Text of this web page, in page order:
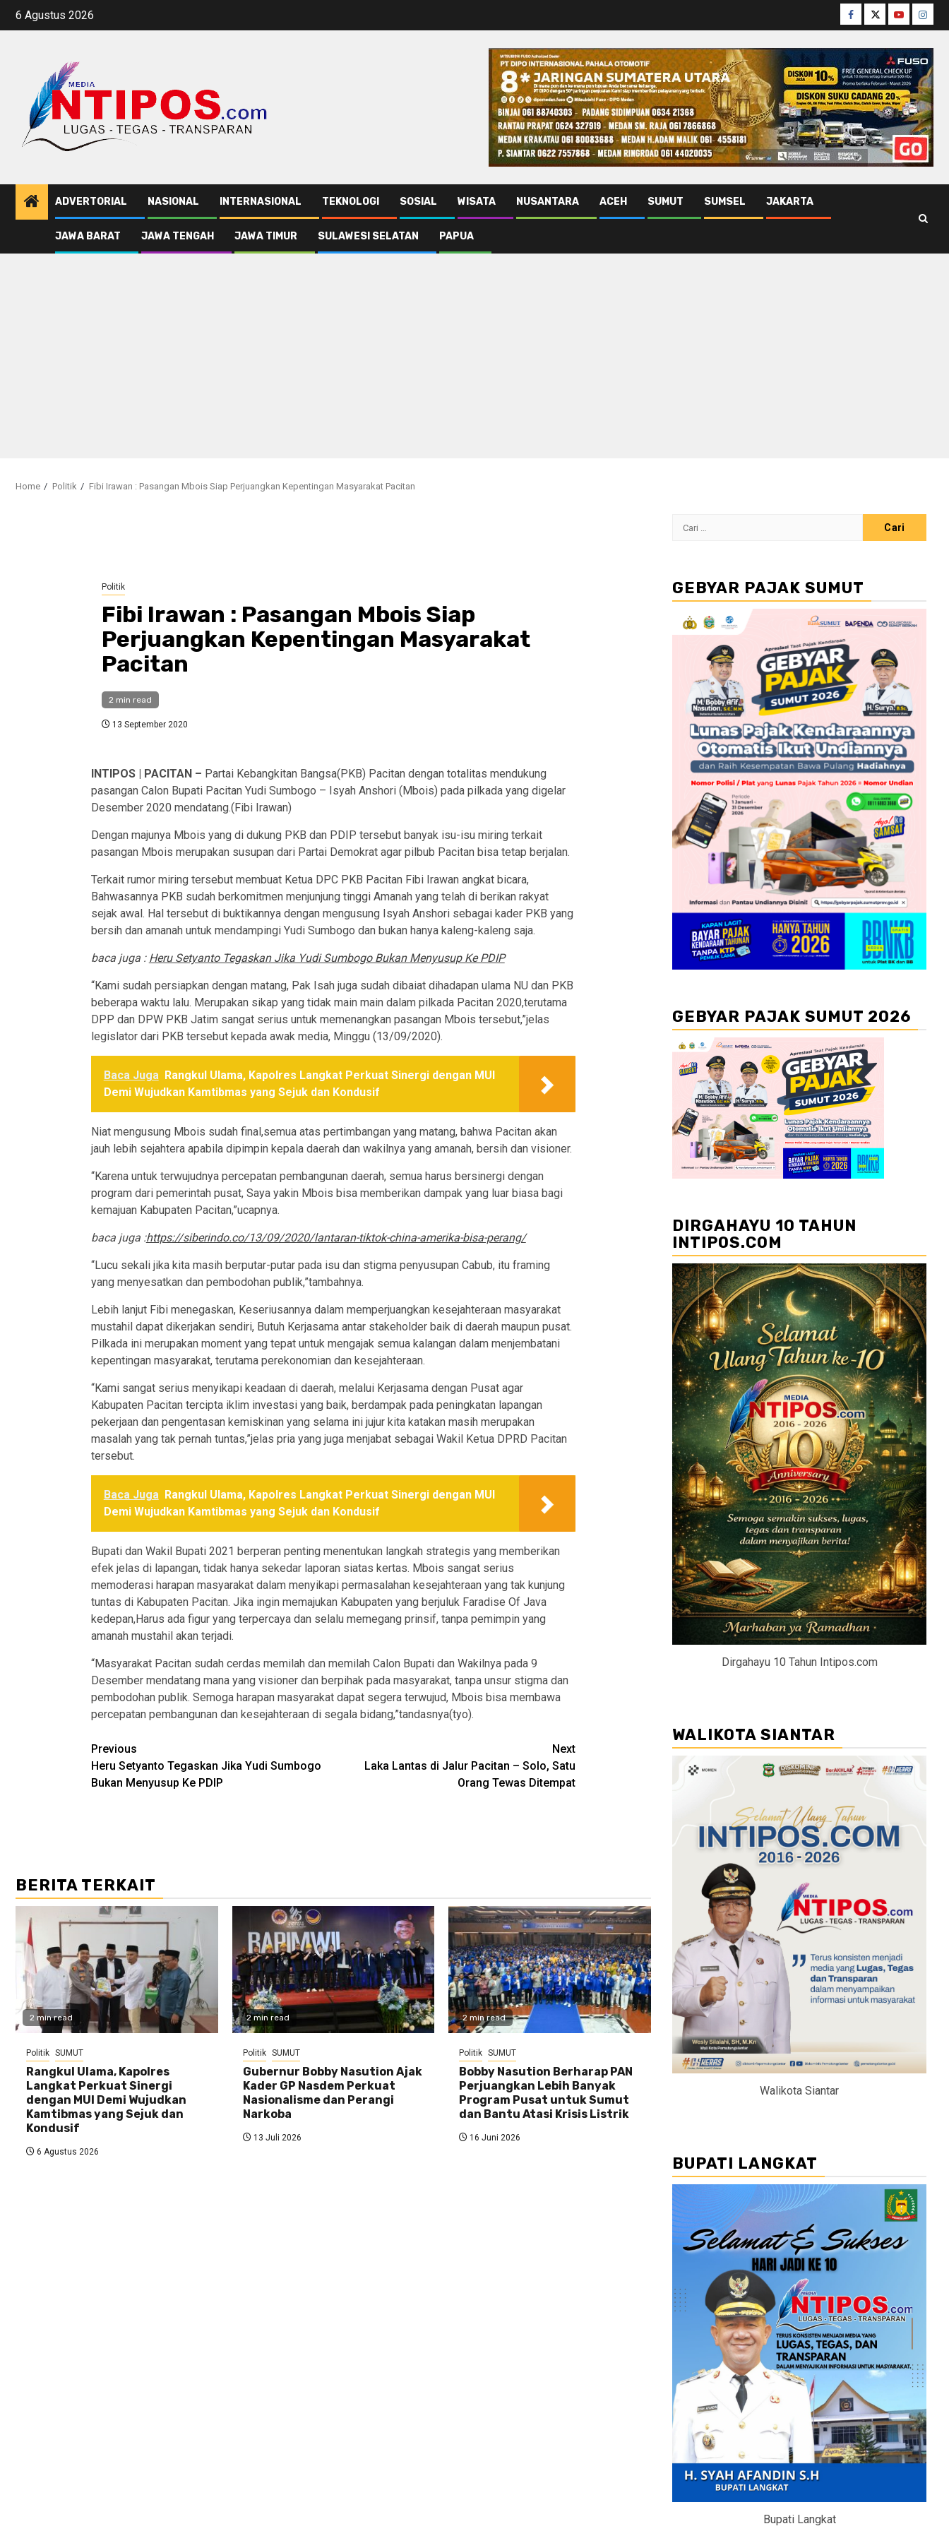
Skip
6 Agustus 2026 Facebook
TwitterYoutube
ADVERTORIAL NASIONAL INTERNASIONAL TEKNOLOGI SOSIAL WISATA NUSANTARA ACEH SUMUT SUMSEL JAKARTA
JAWA BARAT JAWA TENGAH JAWA TIMUR SULAWESI SELATAN PAPUA
Home Politik Fibi Irawan : Pasangan Mbois Siap Perjuangkan Kepentingan Masyarakat Pacitan
Politik
Fibi Irawan : Pasangan Mbois Siap
Perjuangkan Kepentingan Masyarakat
Pacitan
2 min read
13 September 2020
INTIPOS | PACITAN – Partai Kebangkitan Bangsa(PKB) Pacitan dengan totalitas mendukung
pasangan Calon Bupati Pacitan Yudi Sumbogo – Isyah Anshori (Mbois) pada pilkada yang digelar
Desember 2020 mendatang.(Fibi Irawan)
Dengan majunya Mbois yang di dukung PKB dan PDIP tersebut banyak isu-isu miring terkait
pasangan Mbois merupakan susupan dari Partai Demokrat agar pilbub Pacitan bisa tetap berjalan.
Terkait rumor miring tersebut membuat Ketua DPC PKB Pacitan Fibi Irawan angkat bicara,
Bahwasannya PKB sudah berkomitmen menjunjung tinggi Amanah yang telah di berikan rakyat
sejak awal. Hal tersebut di buktikannya dengan mengusung Isyah Anshori sebagai kader PKB yang
bersih dan amanah untuk mendampingi Yudi Sumbogo dan bukan hanya kaleng-kaleng saja.
baca juga : Heru Setyanto Tegaskan Jika Yudi Sumbogo Bukan Menyusup Ke PDIP
“Kami sudah persiapkan dengan matang, Pak Isah juga sudah dibaiat dihadapan ulama NU dan PKB
beberapa waktu lalu. Merupakan sikap yang tidak main main dalam pilkada Pacitan 2020,terutama
DPP dan DPW PKB Jatim sangat serius untuk memenangkan pasangan Mbois tersebut,”jelas
legislator dari PKB tersebut kepada awak media, Minggu (13/09/2020).
Baca Juga Rangkul Ulama, Kapolres Langkat Perkuat Sinergi dengan MUI
Demi Wujudkan Kamtibmas yang Sejuk dan Kondusif
Niat mengusung Mbois sudah final,semua atas pertimbangan yang matang, bahwa Pacitan akan
jauh lebih sejahtera apabila dipimpin kepala daerah dan wakilnya yang amanah, bersih dan visioner.
“Karena untuk terwujudnya percepatan pembangunan daerah, semua harus bersinergi dengan
program dari pemerintah pusat, Saya yakin Mbois bisa memberikan dampak yang luar biasa bagi
kemajuan Kabupaten Pacitan,”ucapnya.
baca juga :https://siberindo.co/13/09/2020/lantaran-tiktok-china-amerika-bisa-perang/
“Lucu sekali jika kita masih berputar-putar pada isu dan stigma penyusupan Cabub, itu framing
yang menyesatkan dan pembodohan publik,”tambahnya.
Lebih lanjut Fibi menegaskan, Keseriusannya dalam memperjuangkan kesejahteraan masyarakat
mustahil dapat dikerjakan sendiri, Butuh Kerjasama antar stakeholder baik di daerah maupun pusat.
Pilkada ini merupakan moment yang tepat untuk mengajak semua kalangan dalam menjembatani
kepentingan masyarakat, terutama perekonomian dan kesejahteraan.
“Kami sangat serius menyikapi keadaan di daerah, melalui Kerjasama dengan Pusat agar
Kabupaten Pacitan tercipta iklim investasi yang baik, berdampak pada peningkatan lapangan
pekerjaan dan pengentasan kemiskinan yang selama ini jujur kita katakan masih merupakan
masalah yang tak pernah tuntas,”jelas pria yang juga menjabat sebagai Wakil Ketua DPRD Pacitan
tersebut.
Baca Juga Rangkul Ulama, Kapolres Langkat Perkuat Sinergi dengan MUI
Demi Wujudkan Kamtibmas yang Sejuk dan Kondusif
Bupati dan Wakil Bupati 2021 berperan penting menentukan langkah strategis yang memberikan
efek jelas di lapangan, tidak hanya sekedar laporan siatas kertas. Mbois sangat serius
memoderasi harapan masyarakat dalam menyikapi permasalahan kesejahteraan yang tak kunjung
tuntas di Kabupaten Pacitan. Jika ingin memajukan Kabupaten yang berjuluk Faradise Of Java
kedepan,Harus ada figur yang terpercaya dan selalu memegang prinsif, tanpa pemimpin yang
amanah mustahil akan terjadi.
“Masyarakat Pacitan sudah cerdas memilah dan memilah Calon Bupati dan Wakilnya pada 9
Desember mendatang mana yang visioner dan berpihak pada masyarakat, tanpa unsur stigma dan
pembodohan publik. Semoga harapan masyarakat dapat segera terwujud, Mbois bisa membawa
percepatan pembangunan dan kesejahteraan di segala bidang,”tandasnya(tyo).
Post
navigation
Previous
Heru Setyanto Tegaskan Jika Yudi Sumbogo
Bukan Menyusup Ke PDIP
Next
Laka Lantas di Jalur Pacitan – Solo, Satu
Orang Tewas Ditempat
BERITA TERKAIT
2 min read
Politik SUMUT
Rangkul Ulama, Kapolres
Langkat Perkuat Sinergi
dengan MUI Demi Wujudkan
Kamtibmas yang Sejuk dan
Kondusif
6 Agustus 2026
2 min read
Politik SUMUT
Gubernur Bobby Nasution Ajak
Kader GP Nasdem Perkuat
Nasionalisme dan Perangi
Narkoba
13 Juli 2026
2 min read
Politik SUMUT
Bobby Nasution Berharap PAN
Perjuangkan Lebih Banyak
Program Pusat untuk Sumut
dan Bantu Atasi Krisis Listrik
16 Juni 2026
Cari
GEBYAR PAJAK SUMUT
GEBYAR PAJAK SUMUT 2026
DIRGAHAYU 10 TAHUN
INTIPOS.COM
Dirgahayu 10 Tahun Intipos.com
WALIKOTA SIANTAR
Walikota Siantar
BUPATI LANGKAT
Bupati Langkat